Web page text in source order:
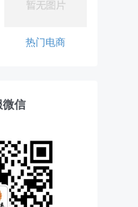
热门电商
信